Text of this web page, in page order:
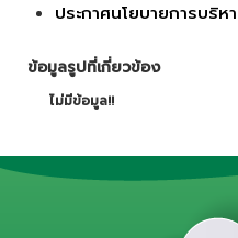
ประกาศนโยบายการบริ
ข้อมูลรูปที่เกี่ยวข้อง
ไม่มีข้อมูล!!